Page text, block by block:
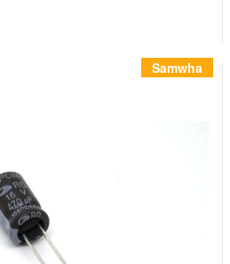
Samwha